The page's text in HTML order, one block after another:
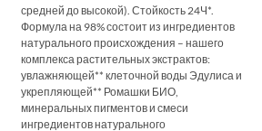
средней до высокой). Стойкость 24Ч*.
Формула на 98% состоит из ингредиентов
натурального происхождения – нашего
комплекса растительных экстрактов:
увлажняющей** клеточной воды Эдулиса и
укрепляющей** Ромашки БИО,
минеральных пигментов и смеси
ингредиентов натурального